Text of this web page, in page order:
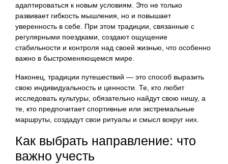
адаптироваться к новым условиям. Это не только
развивает гибкость мышления, но и повышает
уверенность в себе. При этом традиции, связанные с
регулярными поездками, создают ощущение
стабильности и контроля над своей жизнью, что особенно
важно в быстроменяющемся мире.
Наконец, традиции путешествий — это способ выразить
свою индивидуальность и ценности. Те, кто любит
исследовать культуры, обязательно найдут свою нишу, а
те, кто предпочитает спортивные или экстремальные
маршруты, создадут свои ритуалы и смысл вокруг них.
Как выбрать направление: что
важно учесть